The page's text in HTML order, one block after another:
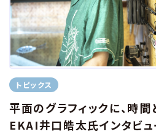
トピックス
平面のグラフィックに、時
EKAI井口皓太氏インタビ